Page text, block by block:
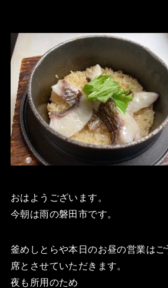
おはようございます。
今朝は雨の磐田市です。
釜めしとらや本日のお昼の営業は
席とさせていただきます。
夜も所用のため